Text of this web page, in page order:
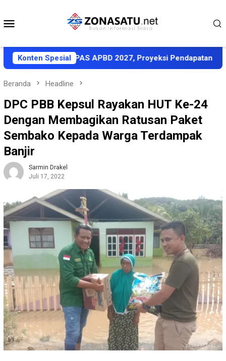
konten
Konten Spesial
KUA-PPAS APBD 2027, Proyeksi Pendapatan Rp1,8
Beranda Headline
DPC PBB Kepsul Rayakan HUT Ke-24
Dengan Membagikan Ratusan Paket
Sembako Kepada Warga Terdampak
Banjir
Sarmin Drakel
Juli 17, 2022